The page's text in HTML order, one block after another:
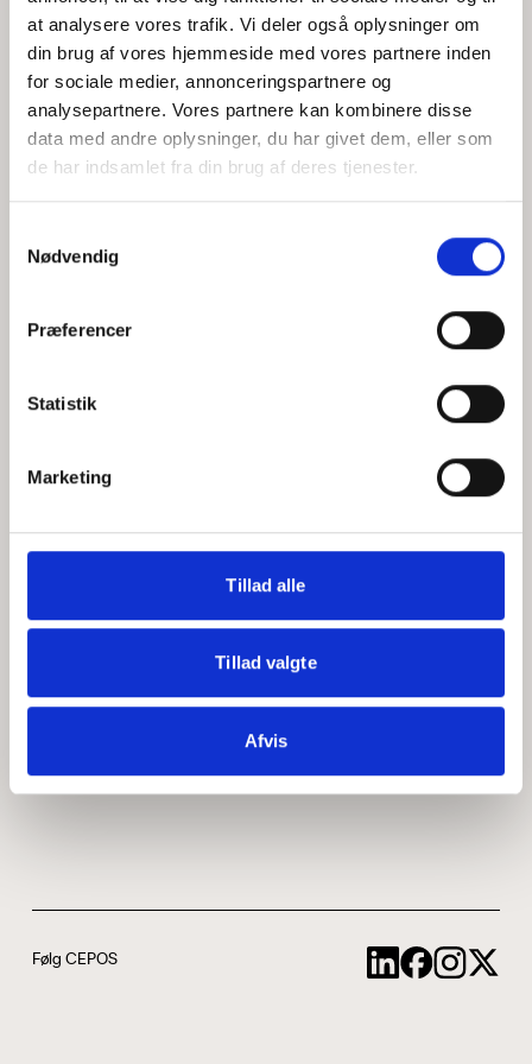
at analysere vores trafik. Vi deler også oplysninger om
din brug af vores hjemmeside med vores partnere inden
for sociale medier, annonceringspartnere og
analysepartnere. Vores partnere kan kombinere disse
data med andre oplysninger, du har givet dem, eller som
de har indsamlet fra din brug af deres tjenester.
Nødvendig
Præferencer
Statistik
Marketing
Tillad alle
Tillad valgte
Afvis
Jeg accepterer behandlingen af mine personoplysninger i
henhold tilprivatlivspolitikken
Hvem er CEPOS
Medarbejdere
ABCepos
Podcast
Følg CEPOS